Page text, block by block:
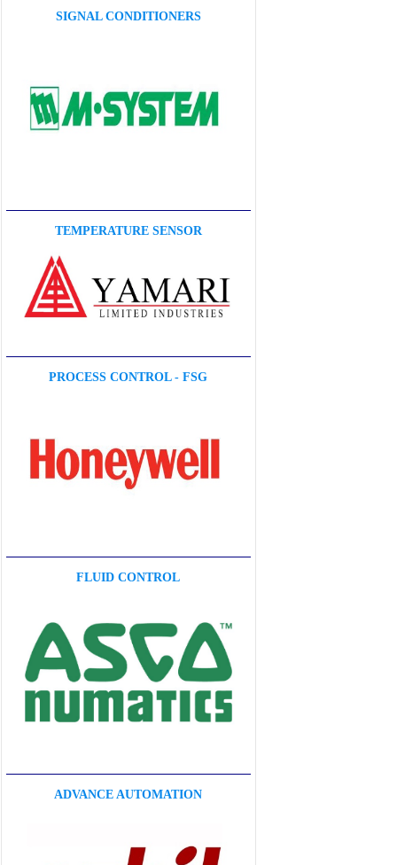
SIGNAL CONDITIONERS
TEMPERATURE SENSOR
PROCESS CONTROL - FSG
FLUID CONTROL
ADVANCE AUTOMATION